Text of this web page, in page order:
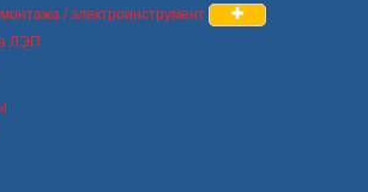
/ электроинструмент
ЛЭП